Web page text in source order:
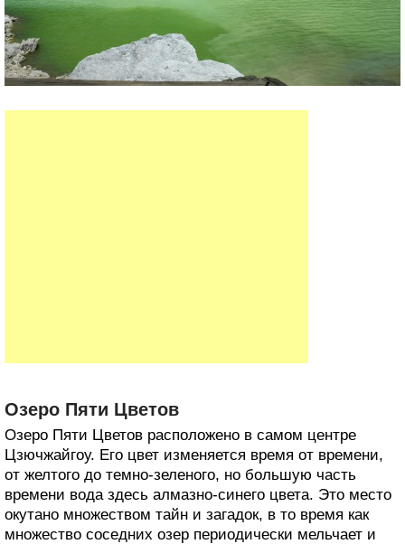
Озеро Пяти Цветов
Озеро Пяти Цветов расположено в самом центре
Цзючжайгоу. Его цвет изменяется время от времени,
от желтого до темно-зеленого, но большую часть
времени вода здесь алмазно-синего цвета. Это место
окутано множеством тайн и загадок, в то время как
множество соседних озер периодически мельчает и